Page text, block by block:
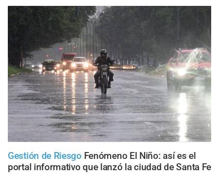
Gestión de Riesgo Fenómeno El Niño: así es el
portal informativo que lanzó la ciudad de Santa Fe